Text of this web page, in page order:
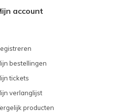
account
bestellingen
tickets
verlanglijst
producten